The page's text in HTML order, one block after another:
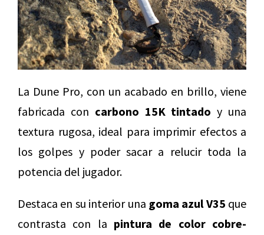
La Dune Pro, con un acabado en brillo, viene
fabricada con carbono 15K tintado y una
textura rugosa, ideal para imprimir efectos a
los golpes y poder sacar a relucir toda la
potencia del jugador.
Destaca en su interior una goma azul V35 que
contrasta con la pintura de color cobre-